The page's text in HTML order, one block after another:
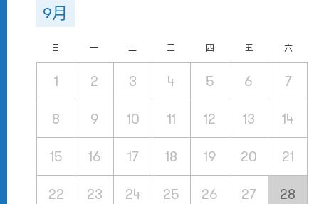
9月
日 一 二 三 四 五 六
1 2 3 4 5 6 7
8 9 10 11 12 13 14
15 16 17 18 19 20 21
22 23 24 25 26 27 28